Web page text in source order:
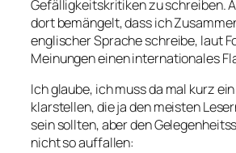
Gefälligkeitskritiken zu schreiben.
dort bemängelt, dass ich
englischer Sprache schreibe, laut
Meinungen einen internationales
Ich glaube, ich muss da mal kurz
klarstellen, die ja den meisten
sein sollten, aber den
nicht so auffallen: